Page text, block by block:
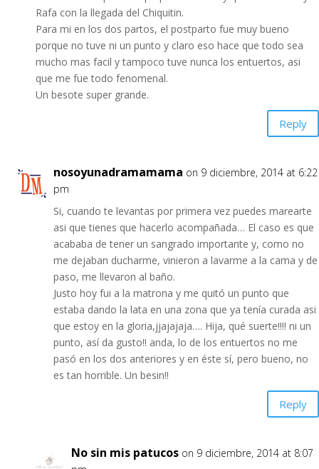
Rafa con la llegada del Chiquitin.
Para mi en los dos partos, el postparto fue muy bueno
porque no tuve ni un punto y claro eso hace que todo sea
mucho mas facil y tampoco tuve nunca los entuertos, asi
que me fue todo fenomenal.
Un besote super grande.
Reply
nosoyunadramamama on 9 diciembre, 2014 at 6:22
pm
Si, cuando te levantas por primera vez puedes marearte
asi que tienes que hacerlo acompañada… El caso es que
acababa de tener un sangrado importante y, como no
me dejaban ducharme, vinieron a lavarme a la cama y de
paso, me llevaron al baño.
Justo hoy fui a la matrona y me quitó un punto que
estaba dando la lata en una zona que ya tenía curada asi
que estoy en la gloria,jjajajaja…. Hija, qué suerte!!!! ni un
punto, así da gusto!! anda, lo de los entuertos no me
pasó en los dos anteriores y en éste sí, pero bueno, no
es tan horrible. Un besin!!
Reply
No sin mis patucos on 9 diciembre, 2014 at 8:07